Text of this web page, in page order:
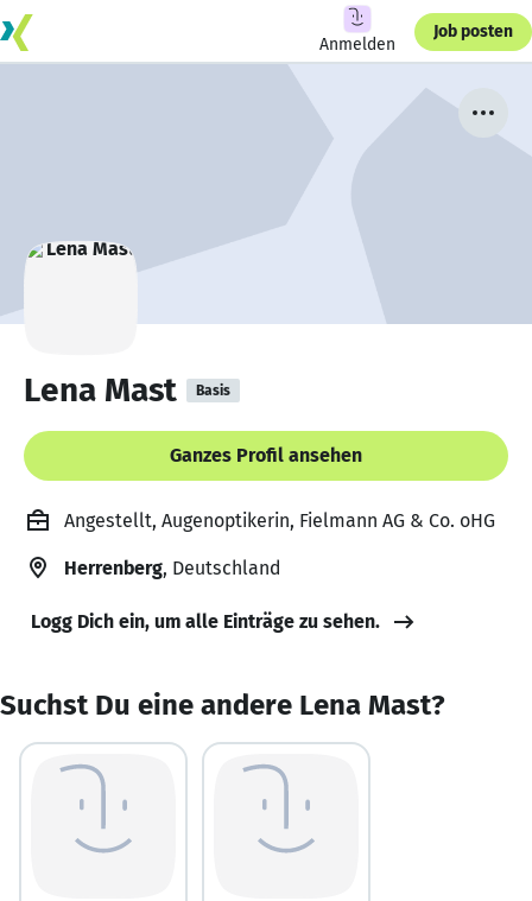
Anmelden
Job posten
Lena Mast Basis
Ganzes Profil ansehen
Angestellt, Augenoptikerin, Fielmann AG & Co. oHG
Herrenberg, Deutschland
Logg Dich ein, um alle Einträge zu sehen.
Suchst Du eine andere Lena Mast?